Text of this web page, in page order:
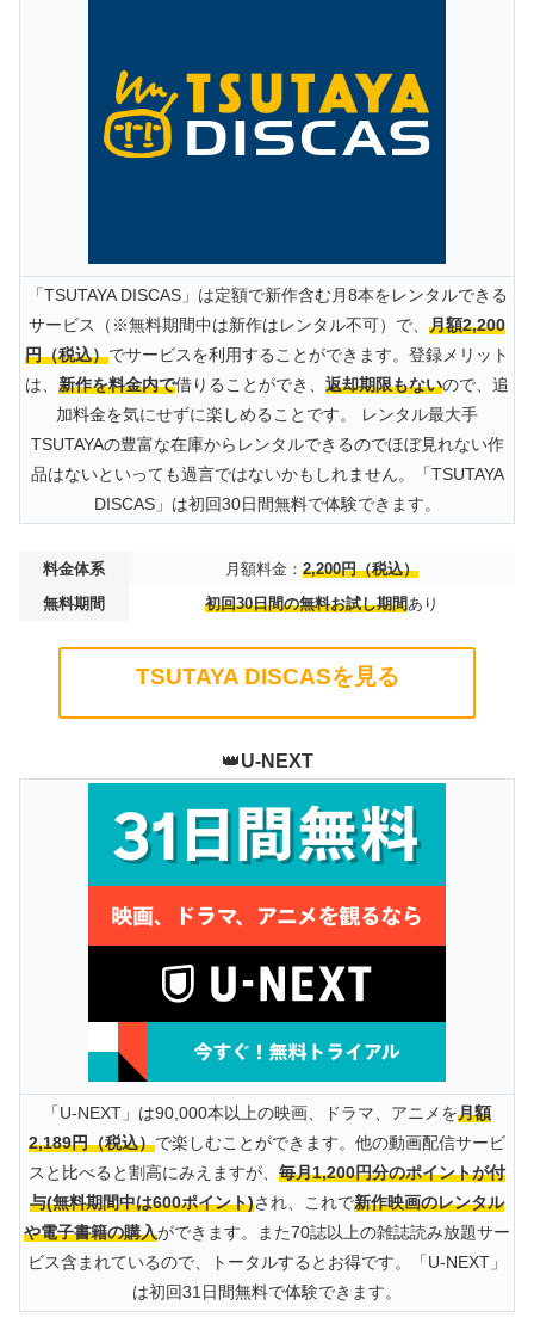
「TSUTAYA DISCAS」は定額で新作含む月8本をレンタルできる
サービス（※無料期間中は新作はレンタル不可）で、 月額2,200
円（税込）でサービスを利用することができます。登録メリット
は、 新作を料金内で借りることができ、 返却期限もないので、追
加料金を気にせずに楽しめることです。 レンタル最大手
TSUTAYAの豊富な在庫からレンタルできるのでほぼ見れない作
品はないといっても過言ではないかもしれません。「TSUTAYA
DISCAS」は初回30日間無料で体験できます。
料金体系 月額料金： 2,200円（税込）
無料期間
初回30日間の無料お試し期間あり
TSUTAYA DISCASを見る
👑U-NEXT
「U-NEXT」は90,000本以上の映画、ドラマ、アニメを月額
2,189円（税込）で楽しむことができます。他の動画配信サービ
スと比べると割高にみえますが、 毎月1,200円分のポイントが付
与(無料期間中は600ポイント)され、これで新作映画のレンタル
や電子書籍の購入ができます。また70誌以上の雑誌読み放題サー
ビス含まれているので、トータルするとお得です。「U-NEXT」
は初回31日間無料で体験できます。